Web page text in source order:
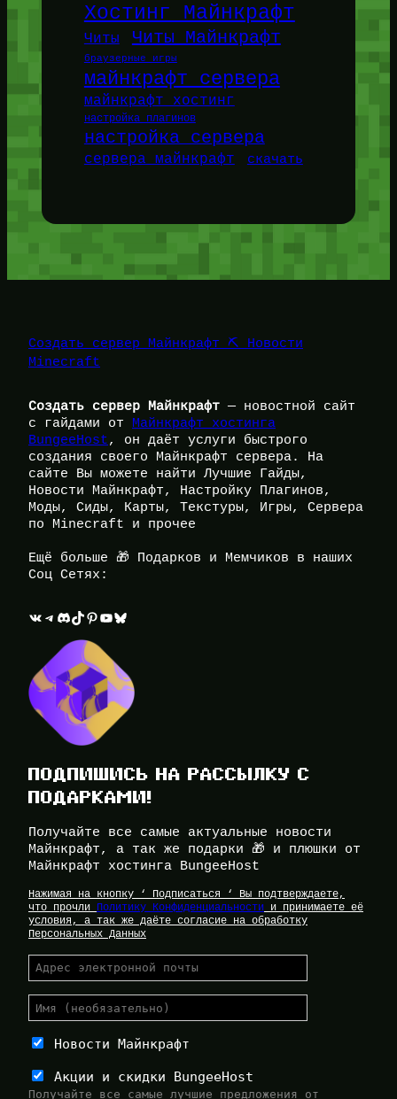
Хостинг Майнкрафт
Читы Читы Майнкрафт
браузерные игры
майнкрафт сервера
майнкрафт хостинг
настройка плагинов
настройка сервера
сервера майнкрафт скачать
Создать сервер Майнкрафт ⛏️ Новости
Minecraft
Создать сервер Майнкрафт — новостной сайт
с гайдами от
Майнкрафт хостинга
BungeeHost, он даёт услуги быстрого
создания своего Майнкрафт сервера. На
сайте Вы можете найти Лучшие Гайды,
Новости Майнкрафт, Настройку Плагинов,
Моды, Сиды, Карты, Текстуры, Игры, Сервера
по Minecraft и прочее
Ещё больше 🎁 Подарков и Мемчиков в наших
Соц Сетях:
ВКонтакте Telegram Discord TikTok Pinterest YouTube Bluesky
ПОДПИШИСЬ НА РАССЫЛКУ С
ПОДАРКАМИ!
Получайте все самые актуальные новости
Майнкрафт, а так же подарки 🎁 и плюшки от
Майнкрафт хостинга BungeeHost
Нажимая на кнопку ‘ Подписаться ‘ Вы подтверждаете,
что прочли Политику Конфиденциальности и принимаете её
условия, а так же даёте согласие на обработку
Персональных Данных
Новости Майнкрафт
Акции и скидки BungeeHost
Получайте все самые лучшие предложения от